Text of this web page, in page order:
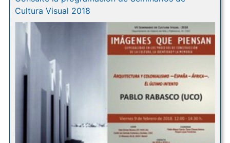
Cultura Visual 2018